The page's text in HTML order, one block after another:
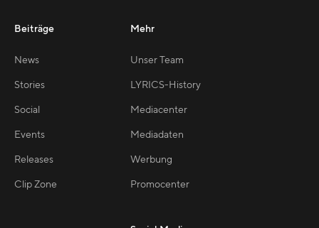
Beiträge
News
Stories
Social
Events
Releases
Clip Zone
Mehr
Unser Team
LYRICS-History
Mediacenter
Mediadaten
Werbung
Promocenter